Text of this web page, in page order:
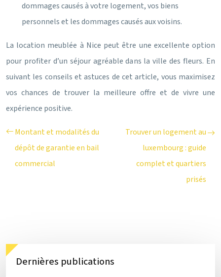
dommages causés à votre logement, vos biens
personnels et les dommages causés aux voisins.
La location meublée à Nice peut être une excellente option
pour profiter d’un séjour agréable dans la ville des fleurs. En
suivant les conseils et astuces de cet article, vous maximisez
vos chances de trouver la meilleure offre et de vivre une
expérience positive.
Montant et modalités du
dépôt de garantie en bail
commercial
Trouver un logement au
luxembourg : guide
complet et quartiers
prisés
Dernières publications